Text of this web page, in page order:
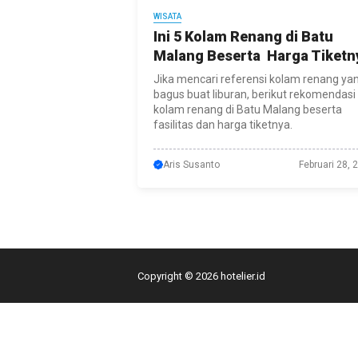
WISATA
Ini 5 Kolam Renang di Batu
Malang Beserta Harga
Jika mencari referensi kolam renang
bagus buat liburan, berikut rekomendasi
kolam renang di Batu Malang beserta
fasilitas dan harga tiketnya.
Aris Susanto Februari 28,
Copyright © 2026 hotelier.id